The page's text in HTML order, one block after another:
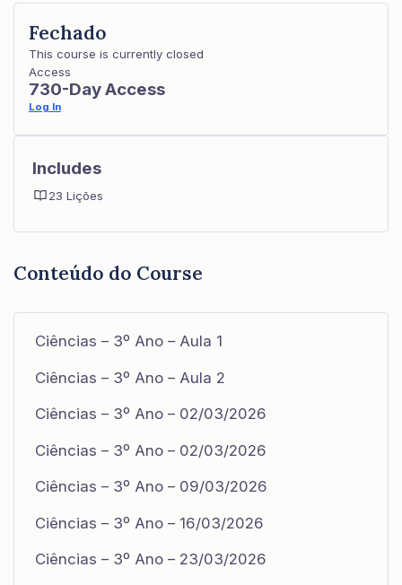
Conteúdo do Course
Ciências – 3º Ano – Aula 1
Ciências – 3º Ano – Aula 2
Ciências – 3º Ano – 02/03/2026
Ciências – 3º Ano – 02/03/2026
Ciências – 3º Ano – 09/03/2026
Ciências – 3º Ano – 16/03/2026
Ciências – 3º Ano – 23/03/2026
Fechado
This course is currently closed
Access
730-Day Access
Log In
Includes
23 Lições